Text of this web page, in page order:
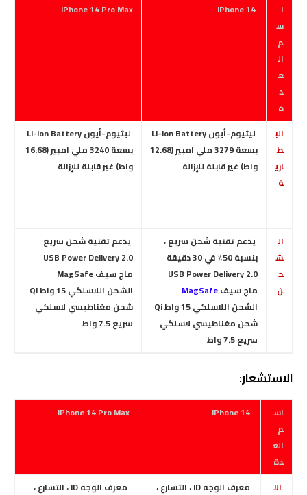
ا
س
م
ال
ع
د
ة
iPhone 14
iPhone 14 Pro Max
الب
ط
اري
ة
ليثيوم-أيون Li-Ion Battery
بسعة 3279 ملي امبير (12.68
واط) غير قابلة للإزالة
ليثيوم-أيون Li-Ion Battery
بسعة 3240 ملي امبير (16.68
واط) غير قابلة للإزالة
ال
ش
ح
ن
يدعم تقنية شحن سريع ،
بنسبة 50٪ في 30 دقيقة
USB Power Delivery 2.0
ماج سيفMagSafe
الشحن اللاسلكي 15 واط Qi
شحن مغناطيسي لاسلكي
سريع 7.5 واط
يدعم تقنية شحن سريع
USB Power Delivery 2.0
ماج سيف MagSafe
الشحن اللاسلكي 15 واط Qi
شحن مغناطيسي لاسلكي
سريع 7.5 واط
الاستشعار:
اس
م
الع
دة
iPhone 14
iPhone 14 Pro Max
الا معرف الوجه ID ، التسارع ، معرف الوجه ID ، التسارع ،